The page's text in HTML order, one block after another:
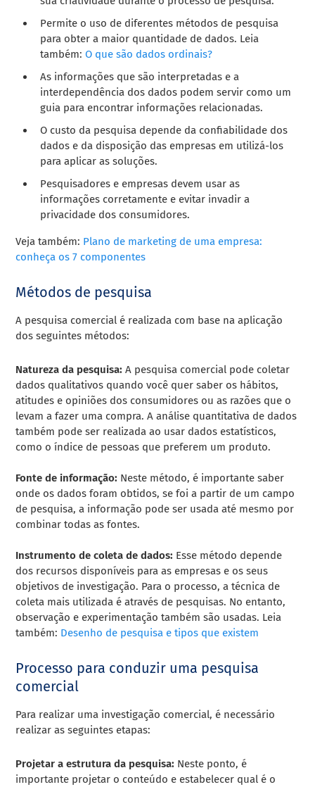
Permite o uso de diferentes métodos de pesquisa
para obter a maior quantidade de dados. Leia
também:O que são dados ordinais?
As informações que são interpretadas e a
interdependência dos dados podem servir como um
guia para encontrar informações relacionadas.
O custo da pesquisa depende da confiabilidade dos
dados e da disposição das empresas em utilizá-los
para aplicar as soluções.
Pesquisadores e empresas devem usar as
informações corretamente e evitar invadir a
privacidade dos consumidores.
Veja também: Plano de marketing de uma empresa:
conheça os 7 componentes
Métodos de pesquisa
A pesquisa comercial é realizada com base na aplicação
dos seguintes métodos:
Natureza da pesquisa:A pesquisa comercial pode coletar
dados qualitativos quando você quer saber os hábitos,
atitudes e opiniões dos consumidores ou as razões que o
levam a fazer uma compra. A análise quantitativa de dados
também pode ser realizada ao usar dados estatísticos,
como o índice de pessoas que preferem um produto.
Fonte de informação: Neste método, é importante saber
onde os dados foram obtidos, se foi a partir de um campo
de pesquisa, a informação pode ser usada até mesmo por
combinar todas as fontes.
Instrumento de coleta de dados: Esse método depende
dos recursos disponíveis para as empresas e os seus
objetivos de investigação. Para o processo, a técnica de
coleta mais utilizada é através de pesquisas. No entanto,
observação e experimentação também são usadas. Leia
também: Desenho de pesquisa e tipos que existem
Processo para conduzir uma pesquisa
comercial
Para realizar uma investigação comercial, é necessário
realizar as seguintes etapas:
Projetar a estrutura da pesquisa: Neste ponto, é
importante projetar o conteúdo e estabelecer qual é o